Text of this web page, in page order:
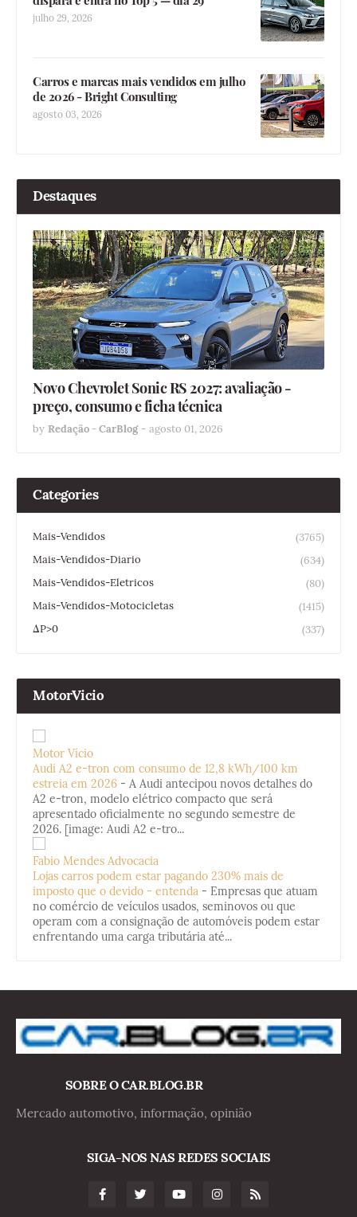
julho 29, 2026
Carros e marcas mais vendidos em julho
de 2026 - Bright Consulting
agosto 03, 2026
Destaques
Novo Chevrolet Sonic RS 2027: avaliação -
preço, consumo e ficha técnica
by Redação - CarBlog - agosto 01, 2026
Categories
Mais-Vendidos
(3765)
Mais-Vendidos-Diario
(634)
Mais-Vendidos-Eletricos
(80)
Mais-Vendidos-Motocicletas
(1415)
ΔP>0
(337)
MotorVicio
Motor Vício
Audi A2 e-tron com consumo de 12,8 kWh/100 km
estreia em 2026 - A Audi antecipou novos detalhes do
A2 e-tron, modelo elétrico compacto que será
apresentado oficialmente no segundo semestre de
2026. [image: Audi A2 e-tro...
Fabio Mendes Advocacia
Lojas carros podem estar pagando 230% mais de
imposto que o devido - entenda - Empresas que atuam
no comércio de veículos usados, seminovos ou que
operam com a consignação de automóveis podem estar
enfrentando uma carga tributária até...
SOBRE O CAR.BLOG.BR
Mercado automotivo, informação, opinião
SIGA-NOS NAS REDES SOCIAIS